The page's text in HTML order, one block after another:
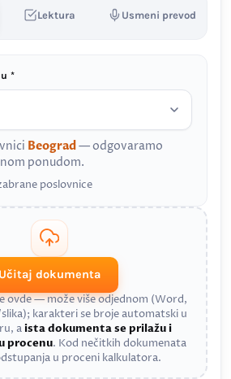
Lektura Usmeni prevod
*
Beograd— odgovaramo
ponudom.
poslovnice
Učitaj dokumenta
ovde — može više odjednom (Word,
karakteri se broje automatski u
aista dokumenta se prilažu i
procenu. Kod nečitkih dokumenata
u proceni kalkulatora.